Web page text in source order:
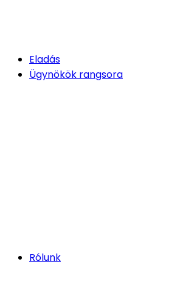
Eladás
Ügynökök rangsora
Rólunk